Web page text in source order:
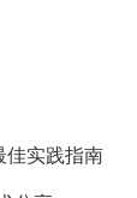
佳实践指南